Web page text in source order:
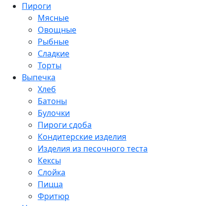
Пироги
Мясные
Овощные
Рыбные
Сладкие
Торты
Выпечка
Хлеб
Батоны
Булочки
Пироги сдоба
Кондитерские изделия
Изделия из песочного теста
Кексы
Слойка
Пицца
Фритюр